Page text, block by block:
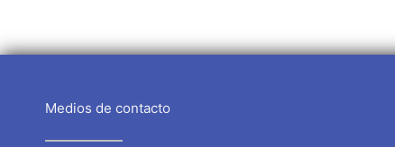
Medios de contacto